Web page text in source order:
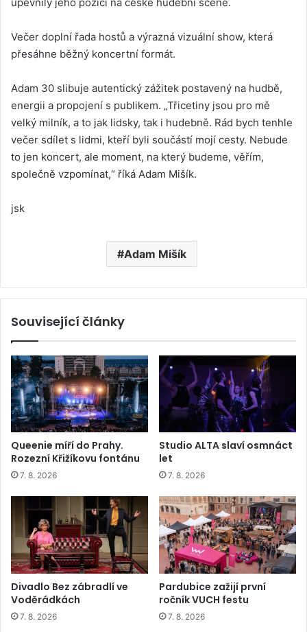
Večer doplní řada hostů a výrazná vizuální show, která
přesáhne běžný koncertní formát.
Adam 30 slibuje autentický zážitek postavený na hudbě,
energii a propojení s publikem. „Třicetiny jsou pro mě
velký milník, a to jak lidsky, tak i hudebně. Rád bych tenhle
večer sdílet s lidmi, kteří byli součástí mojí cesty. Nebude
to jen koncert, ale moment, na který budeme, věřím,
společně vzpomínat,“ říká Adam Mišík.
jsk
Adam Mišík
Související články
Queenie míří do Prahy.
Rozezní Křižíkovu fontánu
7. 8. 2026
Studio ALTA slaví osmnáct
let
7. 8. 2026
Divadlo Bez zábradlí ve
Voděrádkách
7. 8. 2026
Pardubice zažijí první
ročník VUCH festu
7. 8. 2026